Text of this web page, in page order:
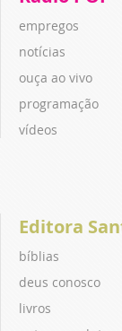
empregos
notícias
ouça ao vivo
programação
vídeos
Editora
bíblias
deus conosco
livros